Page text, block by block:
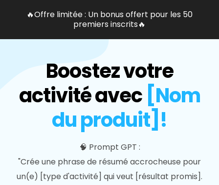
🔥Offre limitée : Un bonus offert pour les 50
premiers inscrits🔥
Boostez votre
activité avec [Nom
du produit]!
🧠 Prompt GPT :
"Crée une phrase de résumé accrocheuse pour
un(e) [type d'activité] qui veut [résultat promis].